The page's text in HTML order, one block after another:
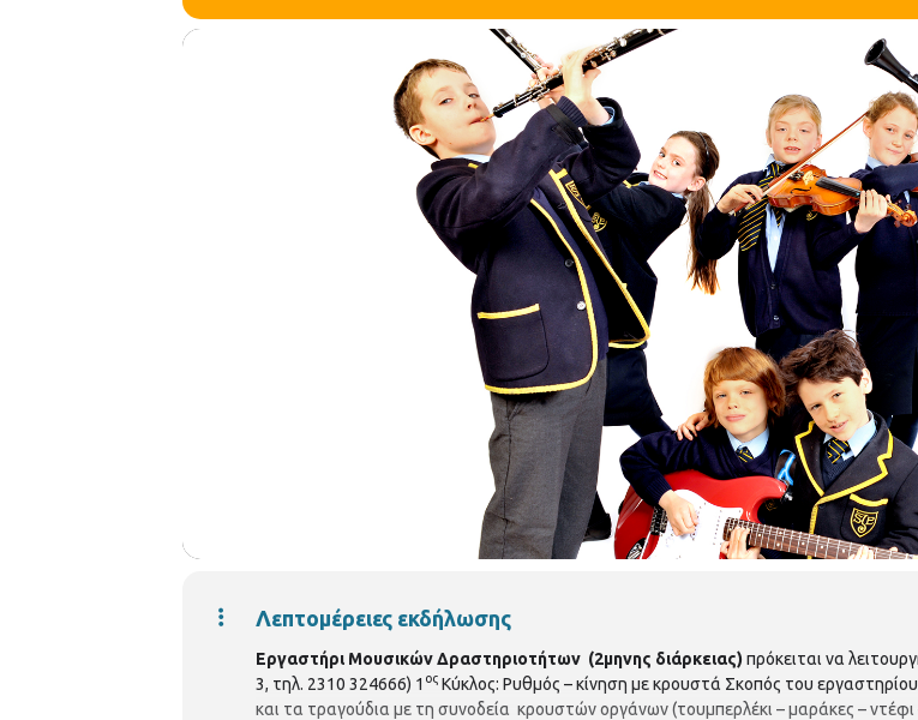
Λεπτομέρειες εκδήλωσης
Εργαστήρι Μουσικών Δραστηριοτήτων (2μηνης διάρκειας) πρόκειται να
3, τηλ. 2310 324666) 1 ος Κύκλος: Ρυθμός – κίνηση με κρουστά Σκοπός του
και τα τραγούδια με τη συνοδεία κρουστών οργάνων (τουμπερλέκι – μαράκες – ντέφι